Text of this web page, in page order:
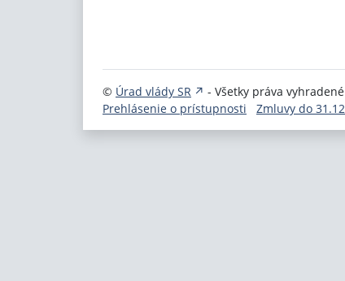
© Úrad vlády SR
- Všetky práva vyhradené
Prehlásenie o prístupnosti
Zmluvy do